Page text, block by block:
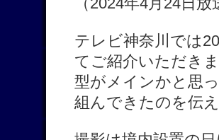
テレビ神奈川では
てご紹介いただき
型がメインかと思
組んできたのを伝